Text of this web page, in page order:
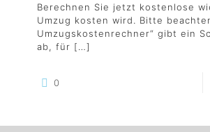
Berechnen Sie jetzt kostenlose
Umzug kosten wird. Bitte
Umzugskostenrechner“ gibt ein
ab, für […]
0